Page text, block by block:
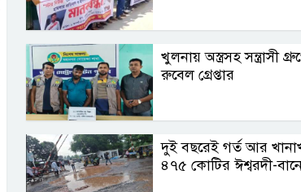
খুলনায় অস্ত্রসহ সন্ত্রাসী
রুবেল গ্রেপ্তার
দুই বছরেই গর্ত আর
৪৭৫ কোটির ঈশ্বরদী-